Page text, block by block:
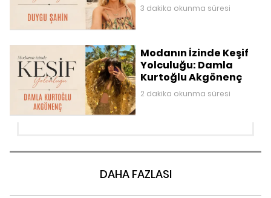
3 dakika okunma süresi
Modanın İzinde Keşif
Yolculuğu: Damla
Kurtoğlu Akgönenç
2 dakika okunma süresi
DAHA FAZLASI